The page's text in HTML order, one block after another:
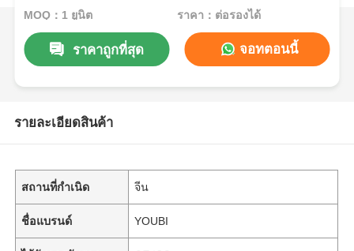
MOQ：1 ยูนิต ราคา：ต่อรองได้
ราคาถูกที่สุด จอทตอนนี้
รายละเอียดสินค้า
สถานที่กำเนิด จีน
ชื่อแบรนด์ YOUBI